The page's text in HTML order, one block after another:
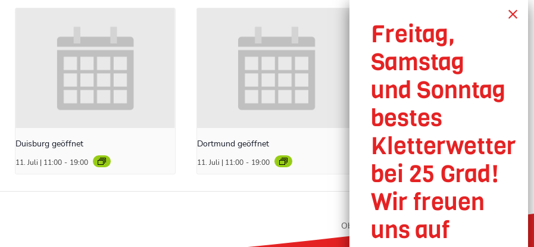
Duisburg geöffnet
11. Juli | 11:00 - 19:00
Dortmund geöffnet
11. Juli | 11:00 - 19:00
Oberhausen geöffnet